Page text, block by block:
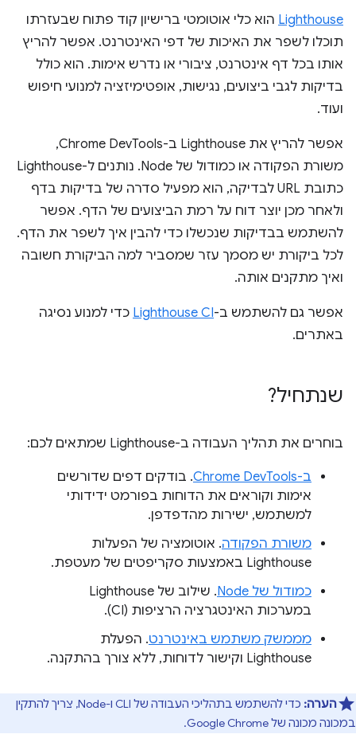
Lighthouse הוא כלי אוטומטי ברישיון קוד פתוח שבעזרתו
תוכלו לשפר את האיכות של דפי האינטרנט. אפשר להריץ
אותו בכל דף אינטרנט, ציבורי או נדרש אימות. הוא כולל
בדיקות לגבי ביצועים, נגישות, אופטימיזציה למנועי חיפוש
ועוד.
אפשר להריץ את Lighthouse ב-Chrome DevTools,
משורת הפקודה או כמודול של Node. נותנים ל-Lighthouse
כתובת URL לבדיקה, הוא מפעיל סדרה של בדיקות בדף
ולאחר מכן יוצר דוח על רמת הביצועים של הדף. אפשר
להשתמש בבדיקות שנכשלו כדי להבין איך לשפר את הדף.
לכל ביקורת יש מסמך עזר שמסביר למה הביקורת חשובה
ואיך מתקנים אותה.
אפשר גם להשתמש ב-Lighthouse CI כדי למנוע נסיגה
באתרים.
שנתחיל?
בוחרים את תהליך העבודה ב-Lighthouse שמתאים לכם:
ב-Chrome DevTools
. בודקים דפים שדורשים
אימות וקוראים את הדוחות בפורמט ידידותי
למשתמש, ישירות מהדפדפן.
משורת הפקודה. אוטומציה של הפעלות
Lighthouse באמצעות סקריפטים של מעטפת.
כמודול של Node
. שילוב של Lighthouse
במערכות האינטגרציה הרציפות (CI).
מממשק משתמש באינטרנט. הפעלת
Lighthouse וקישור לדוחות, ללא צורך בהתקנה.
הערה:
כדי להשתמש בתהליכי העבודה של CLI ו-Node, צריך להתקין
במכונה מכונה של Google Chrome.